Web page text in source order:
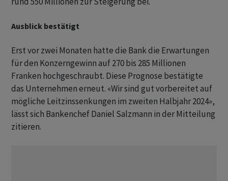
Ausblick bestätigt
Erst vor zwei Monaten hatte die Bank die Erwartungen
für den Konzerngewinn auf 270 bis 285 Millionen
Franken hochgeschraubt. Diese Prognose bestätigte
das Unternehmen erneut. «Wir sind gut vorbereitet auf
mögliche Leitzinssenkungen im zweiten Halbjahr 2024»,
lässt sich Bankenchef Daniel Salzmann in der Mitteilung
zitieren.